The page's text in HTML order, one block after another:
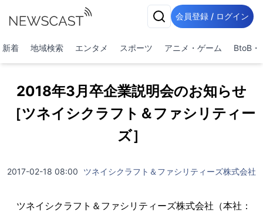
会員登録 / ログイン
新着 地域検索 エンタメ スポーツ アニメ・ゲーム BtoB・
2018年3月卒企業説明会のお知らせ
［ツネイシクラフト＆ファシリティー
ズ］
2017-02-18 08:00 ツネイシクラフト＆ファシリティーズ株式会社
ツネイシクラフト＆ファシリティーズ株式会社（本社：